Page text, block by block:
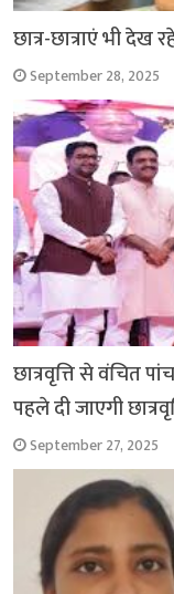
छात्र-छात्राएं भी
September 28, 2025
छात्रवृत्ति से वंचित
पहले दी जाएगी
September 27, 2025